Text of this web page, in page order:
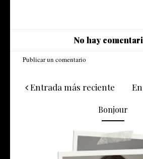
No hay
Publicar un comentario
Entrada más reciente
Bonjour